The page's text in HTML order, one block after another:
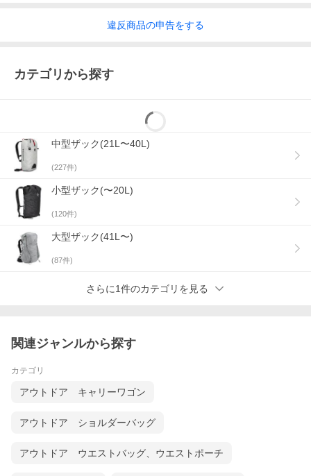
- 高さ50cm×幅28cm×奥行き22cm
0D高強度海洋由来ナイロン（リップストップ加工）、PFAS不使
用のDWR加工済み
- bluesign(R)認証取得済み、100%リサイクル210Dナイロン、P
FAS不使用のDWR加工
◇ 底：
- bluesign(R)認証取得済み、100%リサイクル420Dナイロン、P
FAS不使用のDWR加工
◇ メッシュ：
0％リサイクルポリエステル
掲載画像と実際の商品の色味が若干異なる場合があります。
掲載の価格・デザイン・仕様について、予告なく変更すること
があります。
予めご了承ください。
カテゴリ一覧
違反商品の申告をする
カテゴリから探す
中型ザック(21L〜40L)
(227件)
小型ザック(〜20L)
(120件)
大型ザック(41L〜)
(87件)
さらに1件のカテゴリを見る
関連ジャンルから探す
カテゴリ
アウトドア キャリーワゴン
アウトドア ショルダーバッグ
アウトドア ウエストバッグ、ウエストポーチ